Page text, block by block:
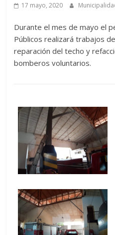
17 mayo, 2020
Durante el mes de mayo el
Públicos realizará trabajos
reparación del techo y
bomberos voluntarios.